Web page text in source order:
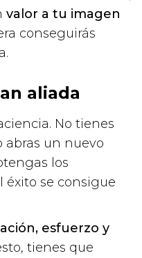
valor a tu imagen
conseguirás
aliada
No tienes
abras un nuevo
los
éxito se consigue
esfuerzo y
tienes que